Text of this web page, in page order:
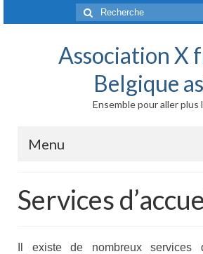
Rechercher
:
Association X
Belgique
Ensemble pour aller plus
Menu
Syndrome X fragile et maladies
Origine génétique
Services
Il existe de nombreux services